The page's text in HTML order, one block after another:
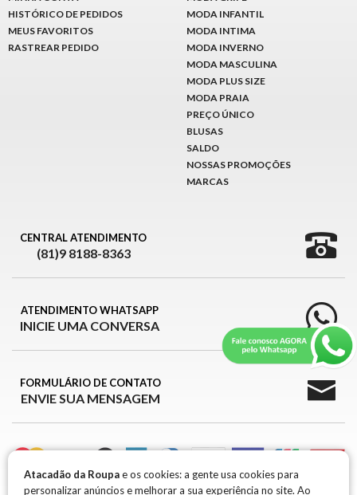
HISTÓRICO DE PEDIDOS
MEUS FAVORITOS
RASTREAR PEDIDO
MODA INFANTIL
MODA INTIMA
MODA INVERNO
MODA MASCULINA
MODA PLUS SIZE
MODA PRAIA
PREÇO ÚNICO
BLUSAS
SALDO
NOSSAS PROMOÇÕES
MARCAS
CENTRAL ATENDIMENTO
(81)9 8188-8363
ATENDIMENTO WHATSAPP
INICIE UMA CONVERSA
FORMULÁRIO DE CONTATO
ENVIE SUA MENSAGEM
Atacadão da Roupae os cookies: a gente usa cookies para
personalizar anúncios e melhorar a sua experiência no site. Ao